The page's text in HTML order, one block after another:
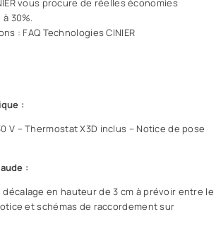
vous procure de réelles économies
à 30%.
: FAQ Technologies CINIER
:
V – Thermostat X3D inclus – Notice de pose
:
décalage en hauteur de 3 cm à prévoir entre le
et schémas de raccordement sur